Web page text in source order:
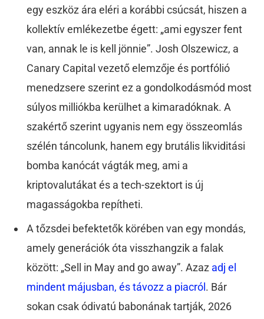
egy eszköz ára eléri a korábbi csúcsát, hiszen a
kollektív emlékezetbe égett: „ami egyszer fent
van, annak le is kell jönnie”. Josh Olszewicz, a
Canary Capital vezető elemzője és portfólió
menedzsere szerint ez a gondolkodásmód most
súlyos milliókba kerülhet a kimaradóknak. A
szakértő szerint ugyanis nem egy összeomlás
szélén táncolunk, hanem egy brutális likviditási
bomba kanócát vágták meg, ami a
kriptovalutákat és a tech-szektort is új
magasságokba repítheti.
A tőzsdei befektetők körében van egy mondás,
amely generációk óta visszhangzik a falak
között: „Sell in May and go away”. Azaz adj el
mindent májusban, és távozz a piacról . Bár
sokan csak ódivatú babonának tartják, 2026